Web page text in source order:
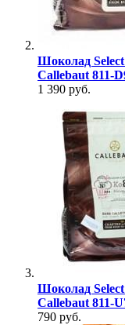
Шоколад
Callebaut 811-
1 390 руб.
Шоколад
Callebaut 811-
790 руб.